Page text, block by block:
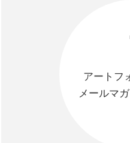
アートフ
メールマ